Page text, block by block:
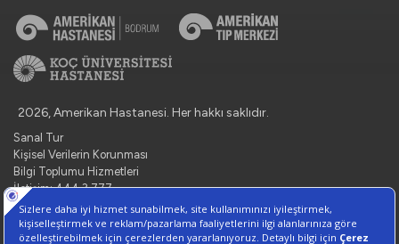
2026, Amerikan Hastanesi. Her hakkı saklıdır.
Sanal Tur
Kişisel Verilerin Korunması
Bilgi Toplumu Hizmetleri
İletişim: 444 3 777
Çerez Tercihlerini Yönetin